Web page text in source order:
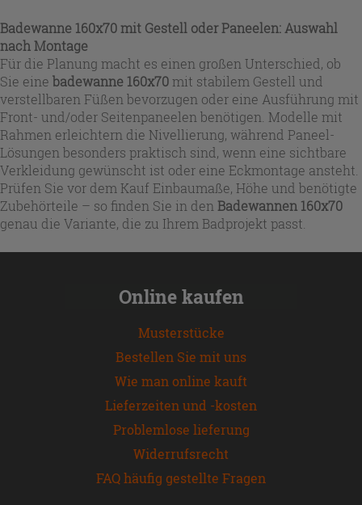
Badewanne 160x70 mit Gestell oder Paneelen: Auswahl
nach Montage
Für die Planung macht es einen großen Unterschied, ob
Sie eine badewanne 160x70mit stabilem Gestell und
verstellbaren Füßen bevorzugen oder eine Ausführung mit
Front- und/oder Seitenpaneelen benötigen. Modelle mit
Rahmen erleichtern die Nivellierung, während Paneel-
Lösungen besonders praktisch sind, wenn eine sichtbare
Verkleidung gewünscht ist oder eine Eckmontage ansteht.
Prüfen Sie vor dem Kauf Einbaumaße, Höhe und benötigte
Zubehörteile – so finden Sie in den Badewannen 160x70
genau die Variante, die zu Ihrem Badprojekt passt.
Online kaufen
Musterstücke
Bestellen Sie mit uns
Wie man online kauft
Lieferzeiten und -kosten
Problemlose lieferung
Widerrufsrecht
FAQ häufig gestellte Fragen